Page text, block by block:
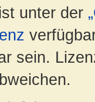
unter der
sein.